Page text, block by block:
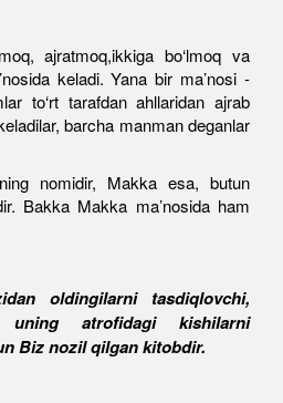
ajratmoq,ikkiga bo‘lmoq va
keladi. Yana bir ma’nosi -
to‘rt tarafdan ahllaridan ajrab
barcha manman deganlar
nomidir, Makka esa, butun
Bakka Makka ma’nosida ham
oldingilarni tasdiqlovchi,
atrofidagi kishilarni
Biz nozil qilgan kitobdir.